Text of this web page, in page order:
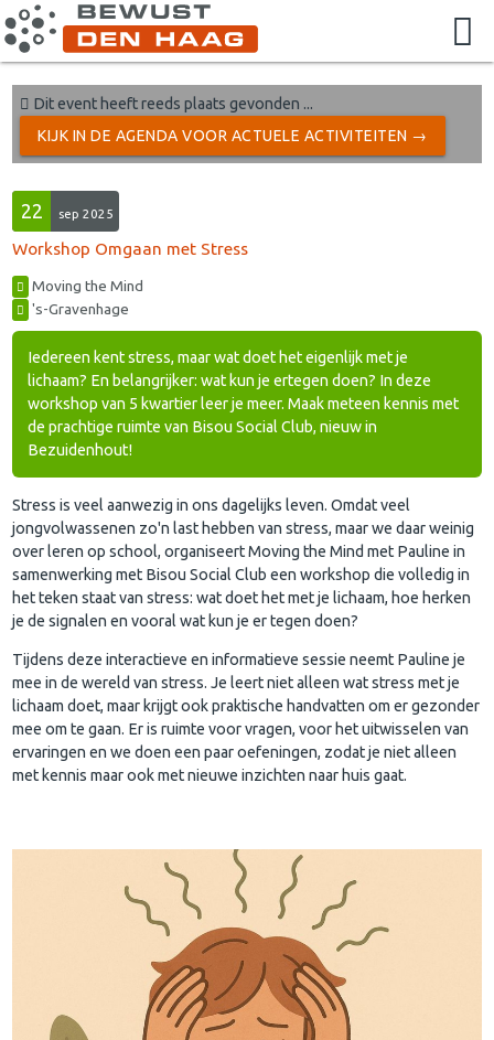
Dit event heeft reeds plaats gevonden ...
KIJK IN DE AGENDA VOOR ACTUELE ACTIVITEITEN →
22 sep 2025
Workshop Omgaan met Stress
Moving the Mind
's-Gravenhage
Iedereen kent stress, maar wat doet het eigenlijk met je
lichaam? En belangrijker: wat kun je ertegen doen? In deze
workshop van 5 kwartier leer je meer. Maak meteen kennis met
de prachtige ruimte van Bisou Social Club, nieuw in
Bezuidenhout!
Stress is veel aanwezig in ons dagelijks leven. Omdat veel
jongvolwassenen zo'n last hebben van stress, maar we daar weinig
over leren op school, organiseert Moving the Mind met Pauline in
samenwerking met Bisou Social Club een workshop die volledig in
het teken staat van stress: wat doet het met je lichaam, hoe herken
je de signalen en vooral wat kun je er tegen doen?
Tijdens deze interactieve en informatieve sessie neemt Pauline je
mee in de wereld van stress. Je leert niet alleen wat stress met je
lichaam doet, maar krijgt ook praktische handvatten om er gezonder
mee om te gaan. Er is ruimte voor vragen, voor het uitwisselen van
ervaringen en we doen een paar oefeningen, zodat je niet alleen
met kennis maar ook met nieuwe inzichten naar huis gaat.